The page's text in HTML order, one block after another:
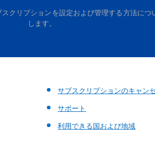
クリプションを設定および管理する方法につ
します。
サブスクリプションのキャン
サポート
利用できる国および地域